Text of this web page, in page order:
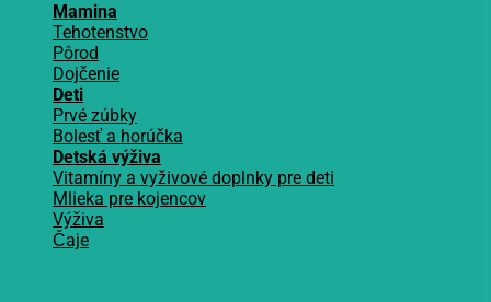
Mamina
Tehotenstvo
Pôrod
Dojčenie
Deti
Prvé zúbky
Bolesť a horúčka
Detská výživa
Vitamíny a vyživové doplnky pre deti
Mlieka pre kojencov
Výživa
Čaje